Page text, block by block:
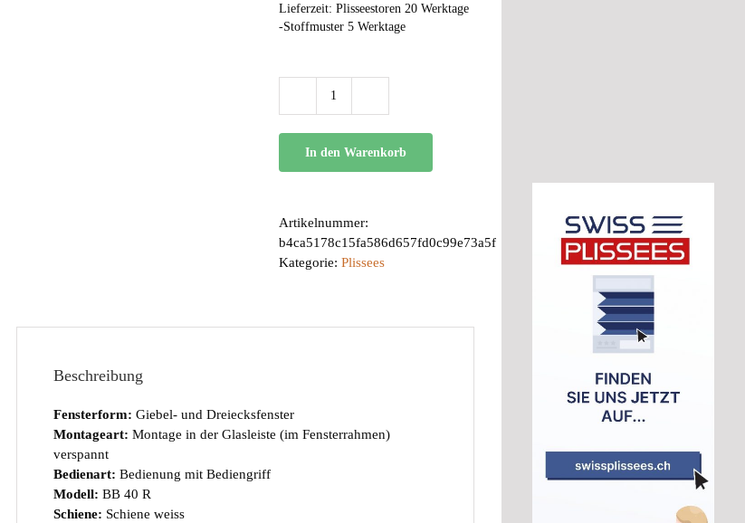
Lieferzeit: Plisseestoren 20 Werktage
-Stoffmuster 5 Werktage
BB
In den Warenkorb
Artikelnummer:
b4ca5178c15fa586d657fd0c99e73a5f
Kategorie: Plissees
Beschreibung
Fensterform: Giebel- und Dreiecksfenster
Montageart: Montage in der Glasleiste (im Fensterrahmen)
verspannt
Bedienart: Bedienung mit Bediengriff
Modell: BB 40 R
Schiene: Schiene weiss